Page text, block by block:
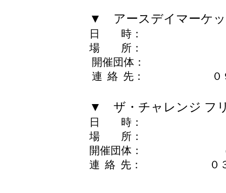
▼ アースデイマーケ
日 時： 12月12日
場 所： ケヤ
開催団体： アース
連 絡 先： ０９０－
▼ ザ・チャレンジ フ
日 時： 12月13日
場 所： 野外
開催団体： （株）
連 絡 先： ０３－５